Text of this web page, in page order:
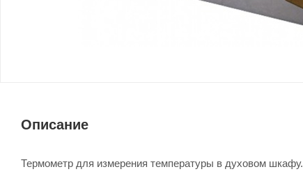
Описание
Термометр для измерения температуры в духовом